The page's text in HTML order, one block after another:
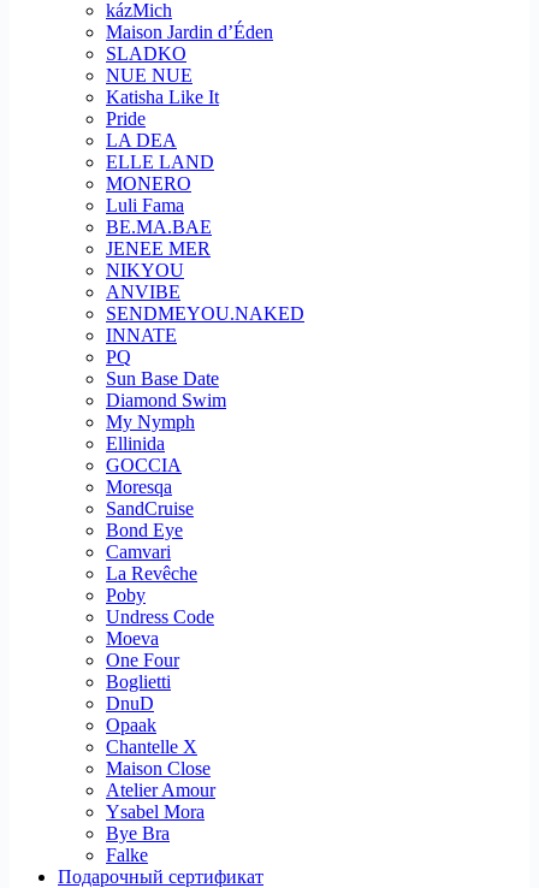
kázMich
Maison Jardin d’Éden
SLADKO
NUE NUE
Katisha Like It
Pride
LA DEA
ELLE LAND
MONERO
Luli Fama
BE.MA.BAE
JENEE MER
NIKYOU
ANVIBE
SENDMEYOU.NAKED
INNATE
PQ
Sun Base Date
Diamond Swim
My Nymph
Ellinida
GOCCIA
Moresqa
SandCruise
Bond Eye
Camvari
La Revêche
Poby
Undress Code
Moeva
One Four
Boglietti
DnuD
Opaak
Chantelle X
Maison Close
Atelier Amour
Ysabel Mora
Bye Bra
Falke
Подарочный сертификат